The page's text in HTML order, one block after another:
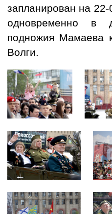
запланирован на
одновременно
подножия Мамаева
Волги.